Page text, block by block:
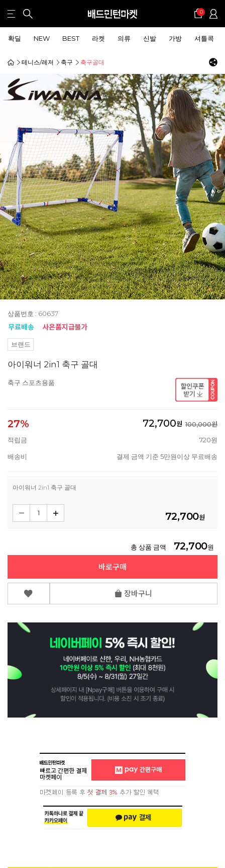
0
확딜 NEW BEST 라켓 의류 신발 가방 셔틀콕
테니스/레저 축구 축구골대
상품번호 : 60637
브랜드
아이워너 2in1 축구 골대
축구 스포츠용품
27% 72,700원 100,000원
적립금
720원
배송비 결제 금액 기준 5만원이상 무료배송
아이워너 2in1 축구 골대
72,700원
총 상품 금액 72,700원
바로구매
장바구니